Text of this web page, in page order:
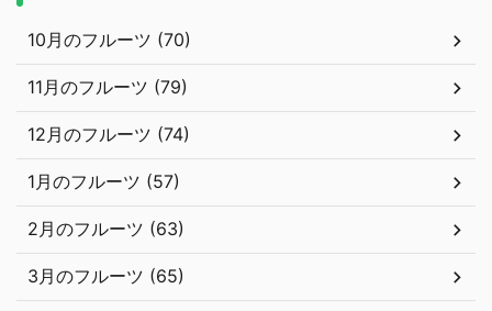
10月のフルーツ (70)
11月のフルーツ (79)
12月のフルーツ (74)
1月のフルーツ (57)
2月のフルーツ (63)
3月のフルーツ (65)